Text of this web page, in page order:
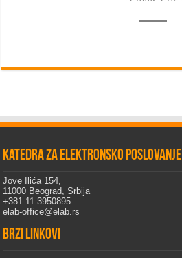
Katedra za elektronsko poslovanje
Jove Ilića 154,
11000 Beograd, Srbija
+381 11 3950895
elab-office@elab.rs
Brzi linkovi